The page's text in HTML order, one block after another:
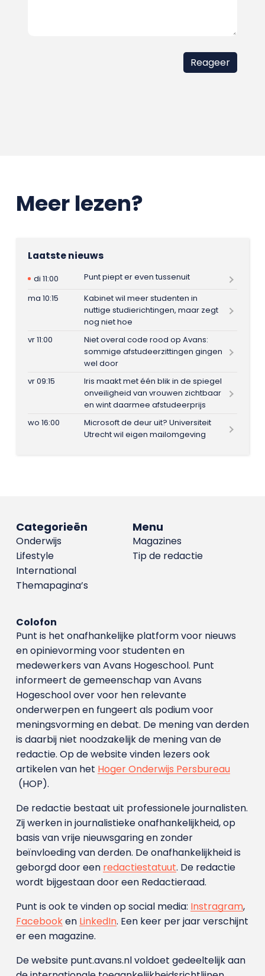
Meer lezen?
Laatste nieuws
di 11:00
Punt piept er even tussenuit
ma 10:15
Kabinet wil meer studenten in
nuttige studierichtingen, maar zegt
nog niet hoe
vr 11:00
Niet overal code rood op Avans:
sommige afstudeerzittingen gingen
wel door
vr 09:15
Iris maakt met één blik in de spiegel
onveiligheid van vrouwen zichtbaar
en wint daarmee afstudeerprijs
wo 16:00
Microsoft de deur uit? Universiteit
Utrecht wil eigen mailomgeving
Menu
Magazines
Tip de redactie
Categorieën
Onderwijs
Lifestyle
International
Themapagina’s
Colofon
Punt is het onafhankelijke platform voor nieuws
en opinievorming voor studenten en
medewerkers van Avans Hoge­school. Punt
informeert de gemeenschap van Avans
Hogeschool over voor hen relevante
onderwerpen en fungeert als podium voor
meningsvorming en debat. De mening van derden
is daarbij niet noodzakelijk de mening van de
redactie. Op de website vinden lezers ook
artikelen van het Hoger Onderwijs Persbureau
(HOP).
De redactie bestaat uit professionele journalisten.
Zij werken in journalistieke onafhankelijkheid, op
basis van vrije nieuwsgaring en zonder
beïnvloeding van derden. De onafhankelijkheid is
geborgd door een redactiestatuut. De redactie
wordt bijgestaan door een Redactieraad.
Punt is ook te vinden op social media: Instragram,
Facebooken LinkedIn. Een keer per jaar verschijnt
er een magazine.
De website punt.avans.nl voldoet gedeeltelijk aan